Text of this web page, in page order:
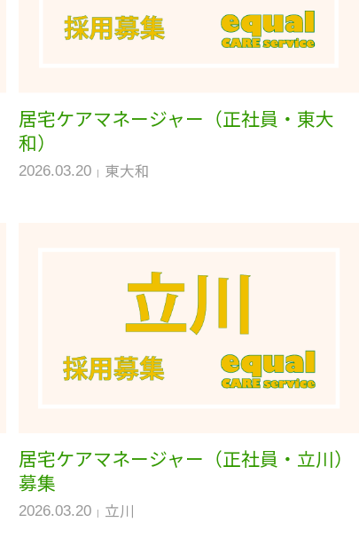
居宅ケアマネージャー（正社員・東大
和）
2026.03.20 東大和
居宅ケアマネージャー（正社員・立川）
募集
2026.03.20 立川